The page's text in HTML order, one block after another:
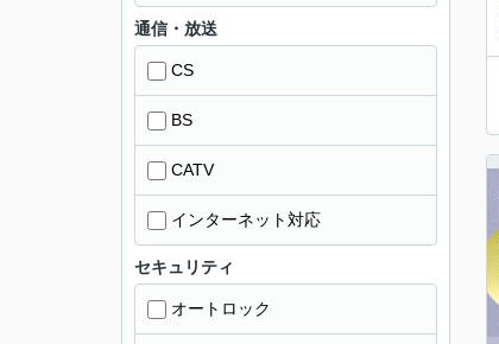
通信・放送
CS
BS
CATV
インターネット対応
セキュリティ
オートロック